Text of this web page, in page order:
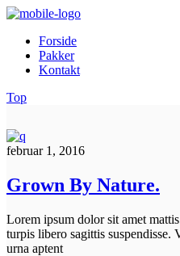
Forside
Pakker
Kontakt
Top
februar 1, 2016
Grown By Nature.
Lorem ipsum dolor sit amet
turpis libero sagittis
urna aptent